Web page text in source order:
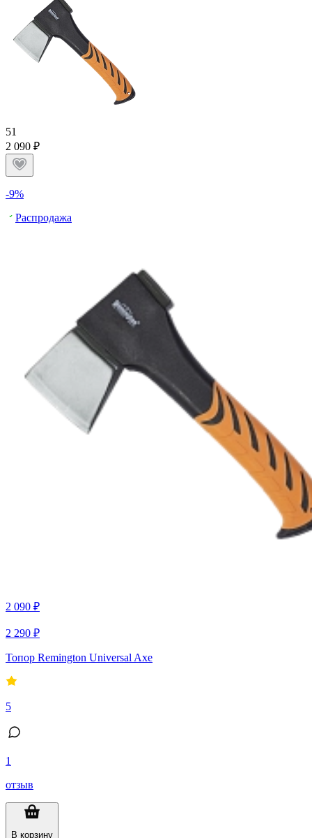
51
2 090 ₽
-9%
Распродажа
2 090 ₽
2 290 ₽
Топор Remington Universal Axe
5
1
отзыв
В корзину